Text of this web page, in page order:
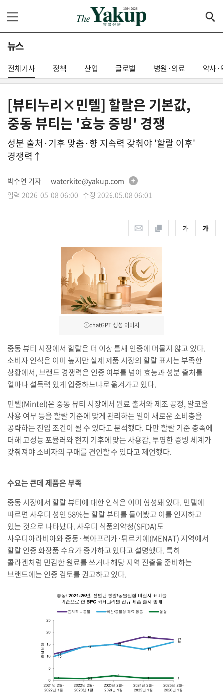
뉴스
전체기사 정책 산업 글로벌 병원·의료 약사·
[뷰티누리×민텔] 할랄은 기본값,
중동 뷰티는 '효능 증빙' 경쟁
성분 출처·기후 맞춤·향 지속력 갖춰야 '할랄 이후'
경쟁력↑
박수연 기자
waterkite@yakup.com
입력 2026-05-08 06:00 수정 2026.05.08 06:01
ⓒchatGPT 생성 이미지
중동 뷰티 시장에서 할랄은 더 이상 틈새 인증에 머물지 않고 있다.
소비자 인식은 이미 높지만 실제 제품 시장의 할랄 표시는 부족한
상황에서, 브랜드 경쟁력은 인증 여부를 넘어 효능과 성분 출처를
얼마나 설득력 있게 입증하느냐로 옮겨가고 있다.
민텔(Mintel)은 중동 뷰티 시장에서 원료 출처와 제조 공정, 알코올
사용 여부 등을 할랄 기준에 맞게 관리하는 일이 새로운 소비층을
공략하는 진입 조건이 될 수 있다고 분석했다. 다만 할랄 기준 충족에
더해 고성능 포뮬러와 현지 기후에 맞는 사용감, 투명한 증빙 체계가
갖춰져야 소비자의 구매를 견인할 수 있다고 제언했다.
수요는 큰데 제품은 부족
중동 시장에서 할랄 뷰티에 대한 인식은 이미 형성돼 있다. 민텔에
따르면 사우디 성인 58%는 할랄 뷰티를 들어봤고 이를 인지하고
있는 것으로 나타났다. 사우디 식품의약청(SFDA)도
사우디아라비아와 중동·북아프리카·튀르키예(MENAT) 지역에서
할랄 인증 화장품 수요가 증가하고 있다고 설명했다. 특히
콜라겐처럼 민감한 원료를 쓰거나 해당 지역 진출을 준비하는
브랜드에는 인증 검토를 권고하고 있다.